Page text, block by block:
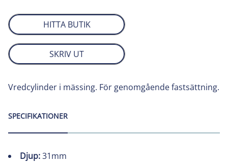
HITTA BUTIK
SKRIV UT
Vredcylinder i mässing. För genomgående fastsättning.
SPECIFIKATIONER
Djup:31mm